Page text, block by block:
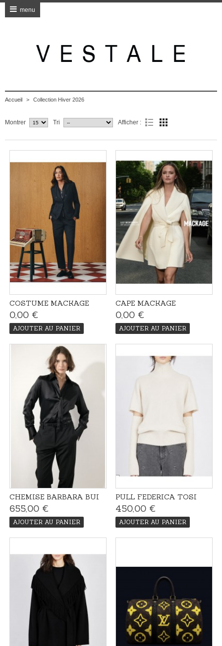
menu
Accueil > Collection Hiver 2026
Montrer Tri Afficher :
COSTUME MACKAGE
0,00 €
AJOUTER AU PANIER
CAPE MACKAGE
0,00 €
AJOUTER AU PANIER
CHEMISE BARBARA BUI
655,00 €
AJOUTER AU PANIER
PULL FEDERICA TOSI
450,00 €
AJOUTER AU PANIER